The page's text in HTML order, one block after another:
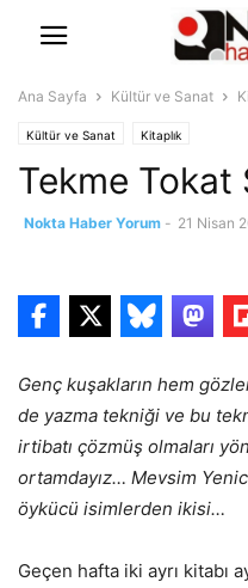
Ana Sayfa Kültür ve Sanat
Kültür ve Sanat Kitaplık
Tekme Tokat
Nokta Haber Yorum - 21 Nisan
Genç kuşakların hem
de yazma tekniği ve bu
irtibatı çözmüş olmaları
ortamdayız… Mevsim
öykücü isimlerden ikisi…
Geçen hafta iki ayrı kitabı